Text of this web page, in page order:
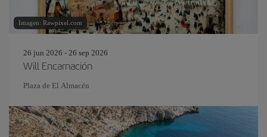
Imagen: Rawpixel.com
26 jun 2026 - 26 sep 2026
Will Encarnación
Plaza de El Almacén